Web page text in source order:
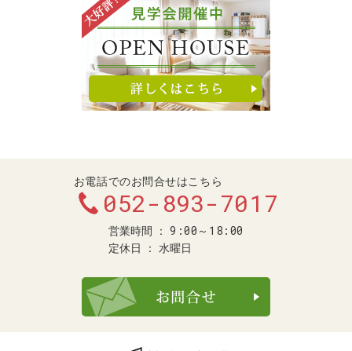
お電話でのお問合せはこちら
052-893-7017
営業時間 9:00～18:00
定休日 水曜日